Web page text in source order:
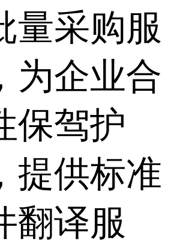
量采购服
为企业合
保驾护
提供标准
翻译服